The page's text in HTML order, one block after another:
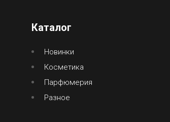
Каталог
Новинки
Косметика
Парфюмерия
Разное